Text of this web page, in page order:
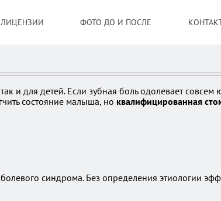
ЛИЦЕНЗИИ ФОТО ДО И ПОСЛЕ
и для детей. Если зубная боль одолевает
состояние малыша, но квалифицированная
синдрома. Без определения этиологии